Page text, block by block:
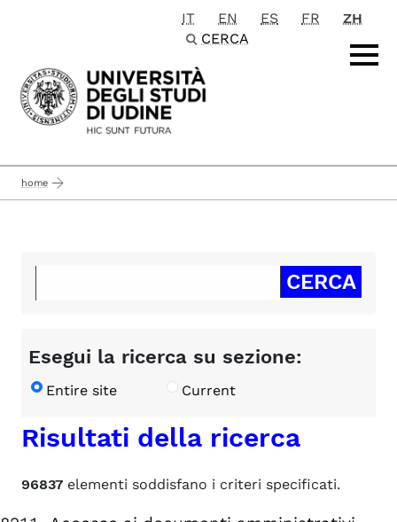
Passa al contenuto principale
IT EN ES FR
ZH
CERCA
home
Esegui la ricerca su sezione:
Entire site Current
Risultati della ricerca
96837 elementi soddisfano i criteri specificati.